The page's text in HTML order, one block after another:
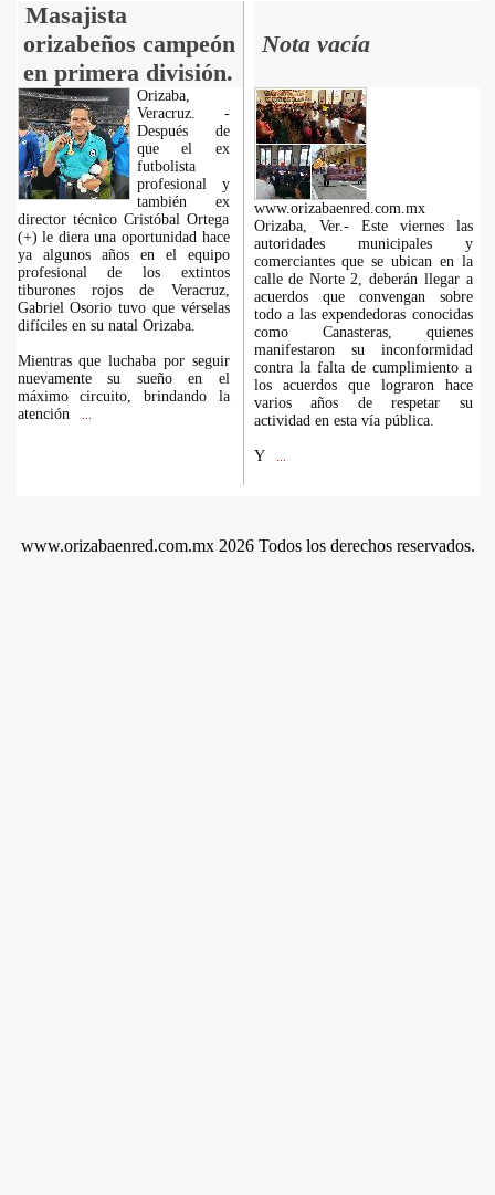
Masajista
orizabeños campeón
en primera división.
Nota vacía
Orizaba,
Veracruz. -
Después de
que el ex
futbolista
profesional y
también ex
director técnico Cristóbal Ortega
(+) le diera una oportunidad hace
ya algunos años en el equipo
profesional de los extintos
tiburones rojos de Veracruz,
Gabriel Osorio tuvo que vérselas
difíciles en su natal Orizaba.
Mientras que luchaba por seguir
nuevamente su sueño en el
máximo circuito, brindando la
atención
www.orizabaenred.com.mx
Orizaba, Ver.- Este viernes las
autoridades municipales y
comerciantes que se ubican en la
calle de Norte 2, deberán llegar a
acuerdos que convengan sobre
todo a las expendedoras conocidas
como Canasteras, quienes
manifestaron su inconformidad
contra la falta de cumplimiento a
los acuerdos que lograron hace
varios años de respetar su
actividad en esta vía pública.
Y
www.orizabaenred.com.mx 2026 Todos los derechos reservados.